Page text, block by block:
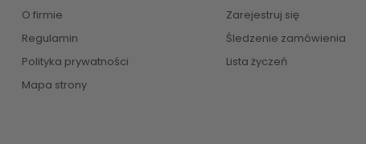
O firmie
Regulamin
Polityka prywatności
Mapa strony
Zarejestruj się
Śledzenie zamówienia
Lista życzeń